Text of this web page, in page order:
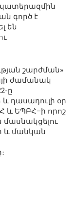
պատերազմին
գործ է
են
շարժման»
ժամանակ
ը
դասադուլի օր
և ԵՊԲՀ–ի որոշ
մասնակցելու
և մանկան